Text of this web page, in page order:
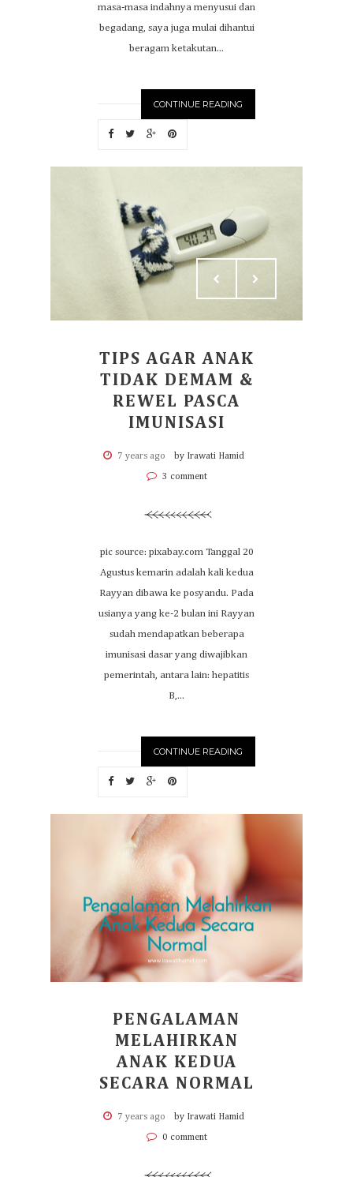
masa-masa indahnya menyusui dan
begadang, saya juga mulai dihantui
beragam ketakutan...
CONTINUE READING
TIPS AGAR ANAK
TIDAK DEMAM &
REWEL PASCA
IMUNISASI
7 years ago by Irawati Hamid
3 comment
pic source: pixabay.com Tanggal 20
Agustus kemarin adalah kali kedua
Rayyan dibawa ke posyandu. Pada
usianya yang ke-2 bulan ini Rayyan
sudah mendapatkan beberapa
imunisasi dasar yang diwajibkan
pemerintah, antara lain: hepatitis
B,...
CONTINUE READING
PENGALAMAN
MELAHIRKAN
ANAK KEDUA
SECARA NORMAL
7 years ago by Irawati Hamid
0 comment